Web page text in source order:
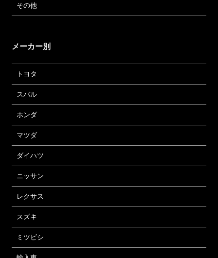
その他
メーカー別
トヨタ
スバル
ホンダ
マツダ
ダイハツ
ニッサン
レクサス
スズキ
ミツビシ